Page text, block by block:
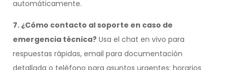
automáticamente.
7. ¿Cómo contacto al soporte en caso de
emergencia técnica? Usa el chat en vivo para
respuestas rápidas, email para documentación
detallada o teléfono para asuntos urgentes; horarios